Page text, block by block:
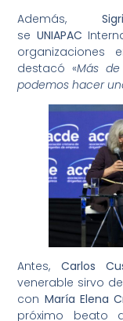
Además,
se UNIAPAC
organizaciones
destacó «Más
podemos hacer
Antes, Carlos
venerable sirvo
con María Elena
próximo beato